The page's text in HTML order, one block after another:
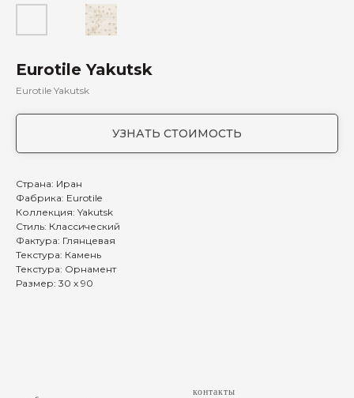
Eurotile Yakutsk
Eurotile Yakutsk
УЗНАТЬ СТОИМОСТЬ
Страна: Иран
Фабрика: Eurotile
Коллекция: Yakutsk
Стиль: Классический
Фактура: Глянцевая
Текстура: Камень
Текстура: Орнамент
Размер: 30 х 90
контакты